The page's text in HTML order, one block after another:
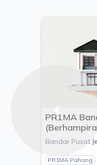
PR1MA
Mukim
Pahang -
Bandar Pusat
PR1MA Pahang
Previous